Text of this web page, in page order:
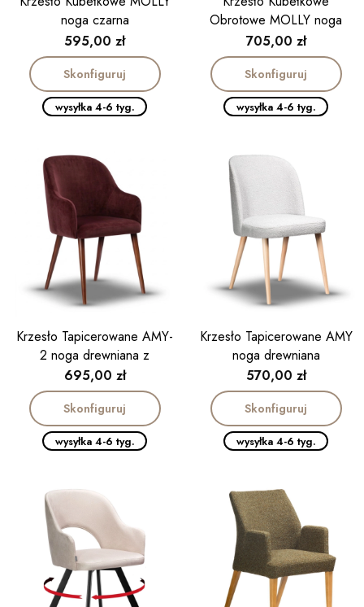
noga czarna
Cena
595,00 zł
Skonfiguruj
wysyłka 4-6 tyg.
Obrotowe MOLLY noga
kolor dąb
Cena
705,00 zł
Skonfiguruj
wysyłka 4-6 tyg.
Krzesło Tapicerowane AMY-
2 noga drewniana z
podłokietnikiem
Cena
695,00 zł
Skonfiguruj
wysyłka 4-6 tyg.
Krzesło Tapicerowane AMY
noga drewniana
Cena
570,00 zł
Skonfiguruj
wysyłka 4-6 tyg.